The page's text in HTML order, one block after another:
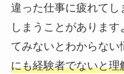
違った仕事に疲れてし
しまうことがありま
てみないとわからない
にも経験者でないと